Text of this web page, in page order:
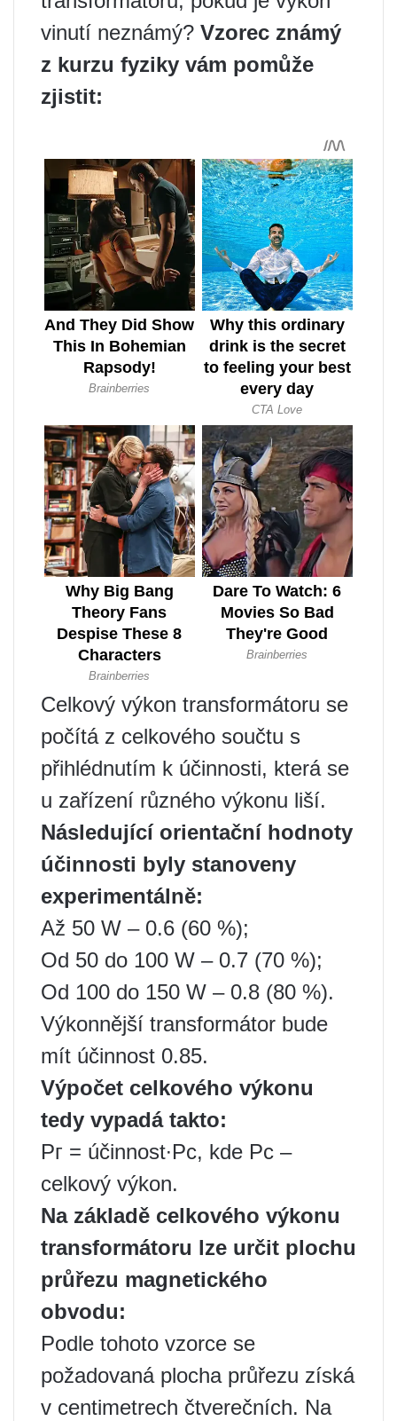
vinutí neznámý? Vzorec známý
z kurzu fyziky vám pomůže
zjistit:
Celkový výkon transformátoru se
počítá z celkového součtu s
přihlédnutím k účinnosti, která se
u zařízení různého výkonu liší.
Následující orientační hodnoty
účinnosti byly stanoveny
experimentálně:
Až 50 W – 0.6 (60 %);
Od 50 do 100 W – 0.7 (70 %);
Od 100 do 150 W – 0.8 (80 %).
Výkonnější transformátor bude
mít účinnost 0.85.
Výpočet celkového výkonu
tedy vypadá takto:
Рг = účinnost∙Рс, kde Рс –
celkový výkon.
Na základě celkového výkonu
transformátoru lze určit plochu
průřezu magnetického
obvodu:
Podle tohoto vzorce se
požadovaná plocha průřezu získá
v centimetrech čtverečních. Na